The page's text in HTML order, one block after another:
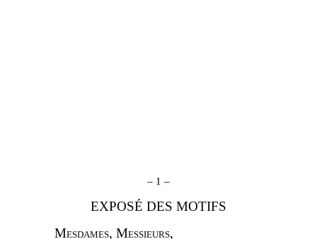
– 1 –
EXPOSÉ DES MOTIFS
Mesdames, Messieurs,